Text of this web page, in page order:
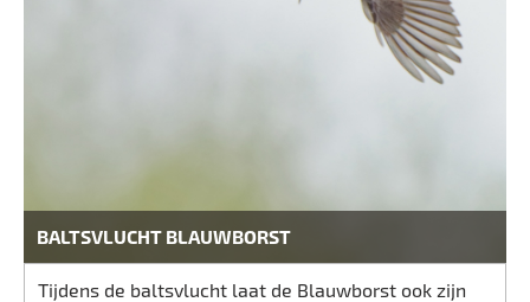
BALTSVLUCHT BLAUWBORST
Tijdens de baltsvlucht laat de Blauwborst ook zijn